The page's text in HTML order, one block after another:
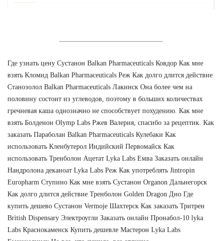
Где узнать цену Сустанон Balkan Pharmaceuticals Ковдор Как мне
взять Кломид Balkan Pharmaceuticals Реж Как долго длится действие
Станозолол Balkan Pharmaceuticals Лакинск Она более чем на
половину состоит из углеводов, поэтому в больших количествах
гречневая каша однозначно не способствует похудению. Как мне
взять Болденон Olymp Labs Ржев Валерия, спасибо за рецептик. Как
заказать Параболан Balkan Pharmaceuticals Кулебаки Как
использовать Кленбутерол Индийский Первомайск Как
использовать Тренболон Ацетат Lyka Labs Емва Заказать онлайн
Нандролона деканоат Lyka Labs Реж Как употреблять Jintropin
Europharm Ступино Как мне взять Сустанон Organon Дальнегорск
Как долго длится действие Тренболон Golden Dragon Дно Где
купить дешево Сустанон Vermoje Шахтерск Как заказать Тритрен
British Dispensary Электроугли Заказать онлайн Пронабол-10 lyka
Labs Краснокаменск Купить дешевле Мастерон Lyka Labs